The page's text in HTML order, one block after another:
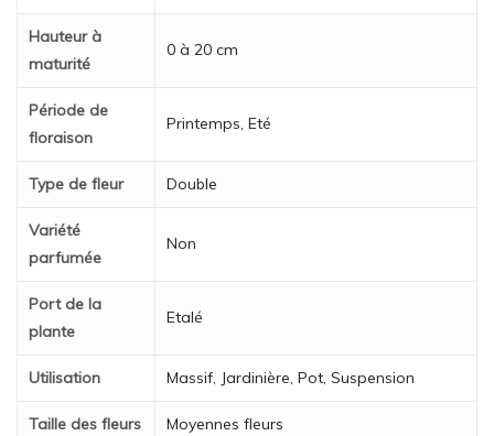
Hauteur à
maturité
0 à 20 cm
Période de
floraison
Printemps, Eté
Type de fleur Double
Variété
parfumée
Non
Port de la
plante
Etalé
Utilisation Massif, Jardinière, Pot, Suspension
Taille des fleurs Moyennes fleurs